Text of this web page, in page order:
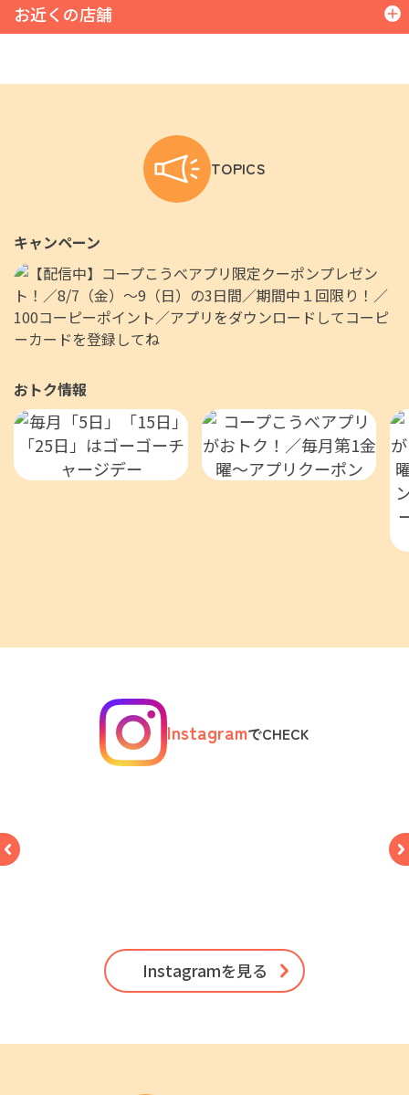
お近くの店舗
シーア
TOPICS
キャンペーン
おトク情報
InstagramでCHECK
Instagramを見る